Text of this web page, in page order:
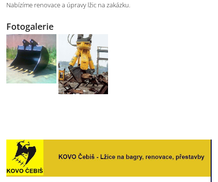
Nabízíme renovace a úpravy lžic na zakázku.
Fotogalerie